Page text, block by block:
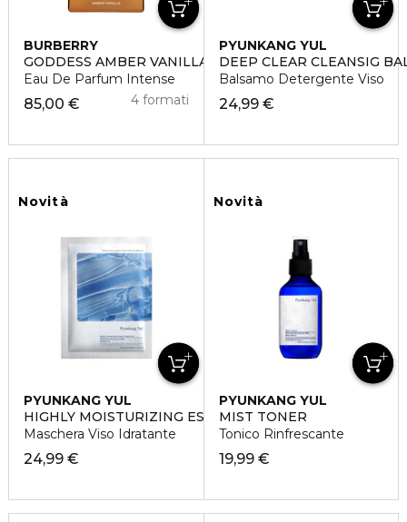
BURBERRY
GODDESS AMBER VANILLA
Eau De Parfum Intense
85,00 € 4 formati
PYUNKANG YUL
DEEP CLEAR CLEANSIG
Balsamo Detergente Viso
24,99 €
Novità
PYUNKANG YUL
HIGHLY MOISTURIZING ESSENCE MASK PACK
Maschera Viso Idratante
24,99 €
Novità
PYUNKANG YUL
MIST TONER
Tonico Rinfrescante
19,99 €